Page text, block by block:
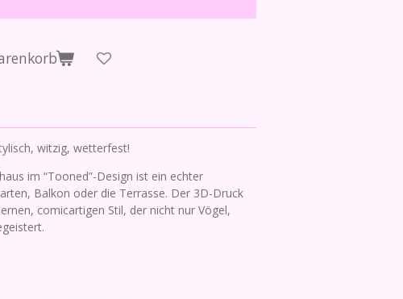
witzig, wetterfest!
im “Tooned”-Design ist ein echter
Balkon oder die Terrasse. Der 3D-Druck
comicartigen Stil, der nicht nur Vögel,